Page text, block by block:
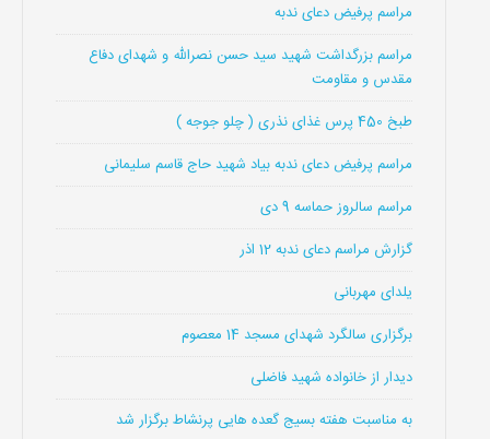
مراسم پرفیض دعای ندبه
مراسم بزرگداشت شهید سید حسن نصرالله و شهدای دفاع
مقدس و مقاومت
طبخ 450 پرس غذای نذری ( چلو جوجه )
مراسم پرفیض دعای ندبه بیاد شهید حاج قاسم سلیمانی
مراسم سالروز حماسه 9 دی
گزارش مراسم دعای ندبه 12 اذر
یلدای مهربانی
برگزاری سالگرد شهدای مسجد 14 معصوم
دیدار از خانواده شهید فاضلی
به مناسبت هفته بسیج گعده هایی پرنشاط برگزار شد